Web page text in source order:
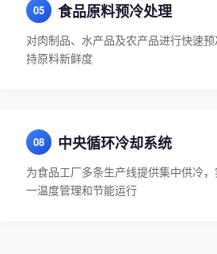
食品原料预冷处理
对肉制品、水产品及农产品进行快速
持原料新鲜度
中央循环冷却系统
为食品工厂多条生产线提供集中供冷
一温度管理和节能运行